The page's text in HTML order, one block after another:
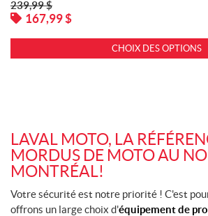
239,99$
167,99 $
CHOIX DES OPTIONS
LAVAL MOTO, LA
MORDUS DE MOTO AU
MONTRÉAL!
Votre sécurité est notre priorité ! C'est
offrons un large choix d'équipement de